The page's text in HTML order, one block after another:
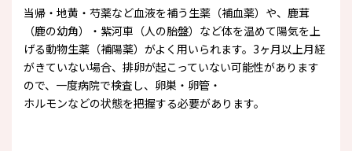
当帰・地黄・芍薬など血液を補う生薬（補血薬）や、鹿茸
（鹿の幼角）・紫河車（人の胎盤）など体を温めて陽気を上
げる動物生薬（補陽薬）がよく用いられます。3ヶ月以上月経
がきていない場合、排卵が起こっていない可能性があります
ので、一度病院で検査し、卵巣・卵管・
ホルモンなどの状態を把握する必要があります。